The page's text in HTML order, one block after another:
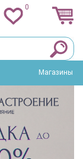
0
Магазины